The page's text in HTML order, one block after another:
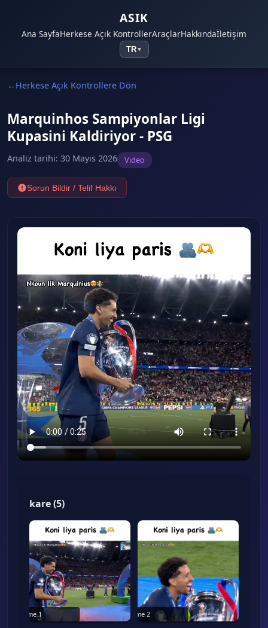
ASIK
Ana SayfaHerkese Açık KontrollerAraçlarHakkındaİletişim
TR▼
Herkese Açık Kontrollere Dön
Marquinhos Sampiyonlar Ligi
Kupasini Kaldiriyor - PSG
Analiz tarihi: 30 Mayıs 2026 Video
Sorun Bildir / Telif Hakkı
kare(5)
Frame1 Frame 2